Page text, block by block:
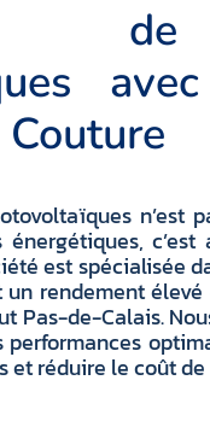
n’est
est spécialisée
un rendement
Pas-de-Calais.
et réduire le coût